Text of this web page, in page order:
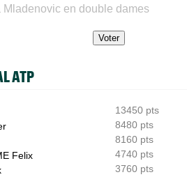
16:11
14:56
en qualifs, Kristina Mladenovic
Mladenovic en double dames
ATP
13450 pts
8480 pts
8160 pts
Felix
4740 pts
3760 pts